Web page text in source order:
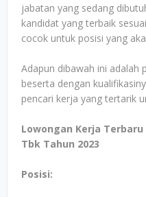
jabatan yang sedang
kandidat yang terbaik
cocok untuk posisi yang
Adapun dibawah ini adalah
beserta dengan
pencari kerja yang tertarik
Lowongan Kerja
Tbk Tahun 2023
Posisi: